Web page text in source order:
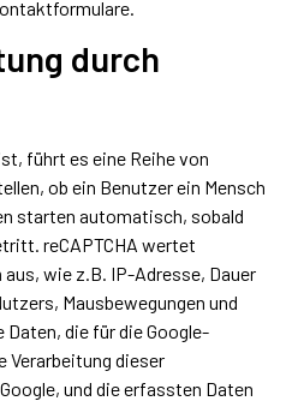
durch
führt es eine Reihe von
ob ein Benutzer ein Mensch
starten automatisch, sobald
reCAPTCHA wertet
wie z.B. IP-Adresse, Dauer
Mausbewegungen und
die für die Google-
Verarbeitung dieser
und die erfassten Daten